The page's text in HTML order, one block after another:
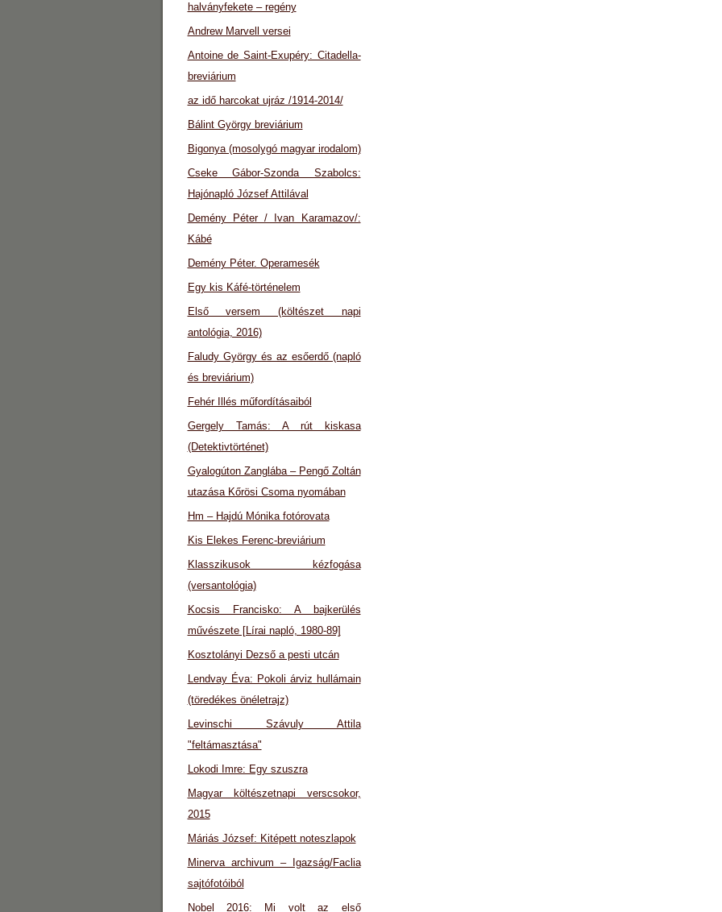
halványfekete – regény
Andrew Marvell versei
Antoine de Saint-Exupéry: Citadella-
breviárium
az idő harcokat ujráz /1914-2014/
Bálint György breviárium
Bigonya (mosolygó magyar irodalom)
Cseke Gábor-Szonda Szabolcs:
Hajónapló József Attilával
Demény Péter / Ivan Karamazov/:
Kábé
Demény Péter. Operamesék
Egy kis Káfé-történelem
Első versem (költészet napi
antológia, 2016)
Faludy György és az esőerdő (napló
és breviárium)
Fehér Illés műfordításaiból
Gergely Tamás: A rút kiskasa
(Detektivtörténet)
Gyalogúton Zanglába – Pengő Zoltán
utazása Kőrösi Csoma nyomában
Hm – Hajdú Mónika fotórovata
Kis Elekes Ferenc-breviárium
Klasszikusok kézfogása
(versantológia)
Kocsis Francisko: A bajkerülés
művészete [Lírai napló, 1980-89]
Kosztolányi Dezső a pesti utcán
Lendvay Éva: Pokoli árviz hullámain
(töredékes önéletrajz)
Levinschi Szávuly Attila
"feltámasztása"
Lokodi Imre: Egy szuszra
Magyar költészetnapi verscsokor,
2015
Máriás József: Kitépett noteszlapok
Minerva archivum – Igazság/Faclia
sajtófotóiból
Nobel 2016: Mi volt az első